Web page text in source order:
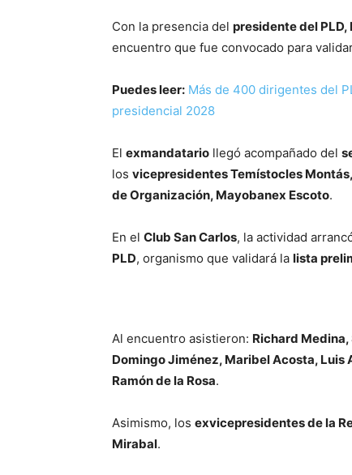
Con la presencia del presidente del PLD,
encuentro que fue convocado para
Puedes leer: Más de 400 dirigentes del
presidencial 2028
El exmandatario llegó acompañado del
los vicepresidentes Temístocles
de Organización, Mayobanex Escoto.
En el Club San Carlos, la actividad
PLD, organismo que validará la lista
Al encuentro asistieron: Richard Medina,
Domingo Jiménez, Maribel Acosta, Luis
Ramón de la Rosa.
Asimismo, los exvicepresidentes de la
Mirabal.